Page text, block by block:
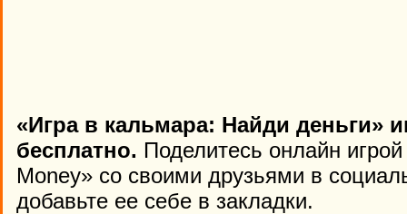
«Игра в кальмара: Найди деньги»
бесплатно. Поделитесь онлайн
Money» со своими друзьями в
добавьте ее себе в закладки.